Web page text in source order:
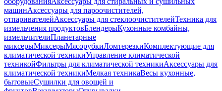
машинАксессуары для пароочистителей,
отпаривателейАксессуары для стеклоочистителейТехника для
измельчения продуктовБлендерыКухонные комбайны,
измельчителиПланетарные
миксерыМиксерыМясорубкиЛомтерезкиКомплектующие для
климатической техникиУправление климатической
техникойФильтры для климатической техникиАксессуары для
климатической техникиМелкая техникаВесы кухонные,
бытовыеСушилки для овощей и